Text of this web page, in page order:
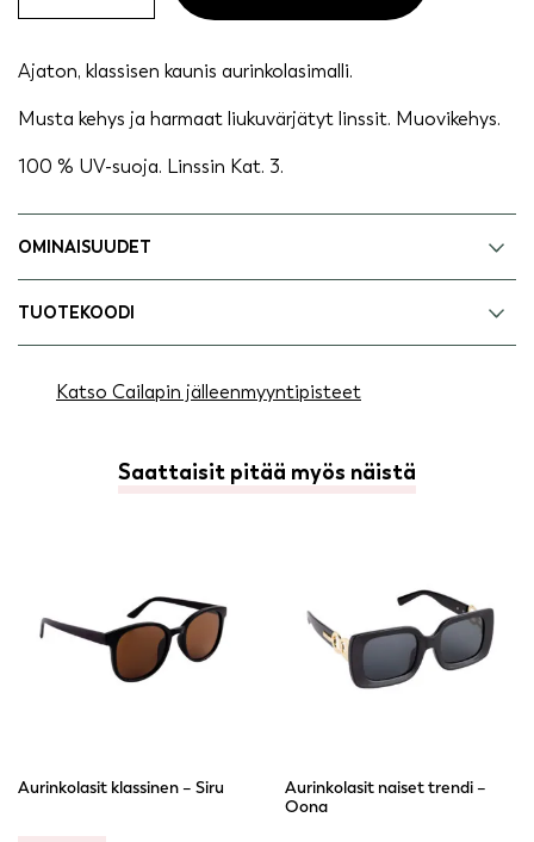
musta
Ajaton, klassisen kaunis aurinkolasimalli.
Musta kehys ja harmaat liukuvärjätyt linssit. Muovikehys.
100 % UV-suoja. Linssin Kat. 3.
OMINAISUUDET
TUOTEKOODI
Katso Cailapin jälleenmyyntipisteet
Saattaisit pitää myös näistä
Aurinkolasit klassinen – Siru
Aurinkolasit naiset trendi –
Oona